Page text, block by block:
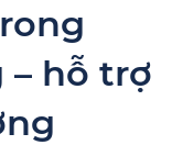
– hỗ trợ